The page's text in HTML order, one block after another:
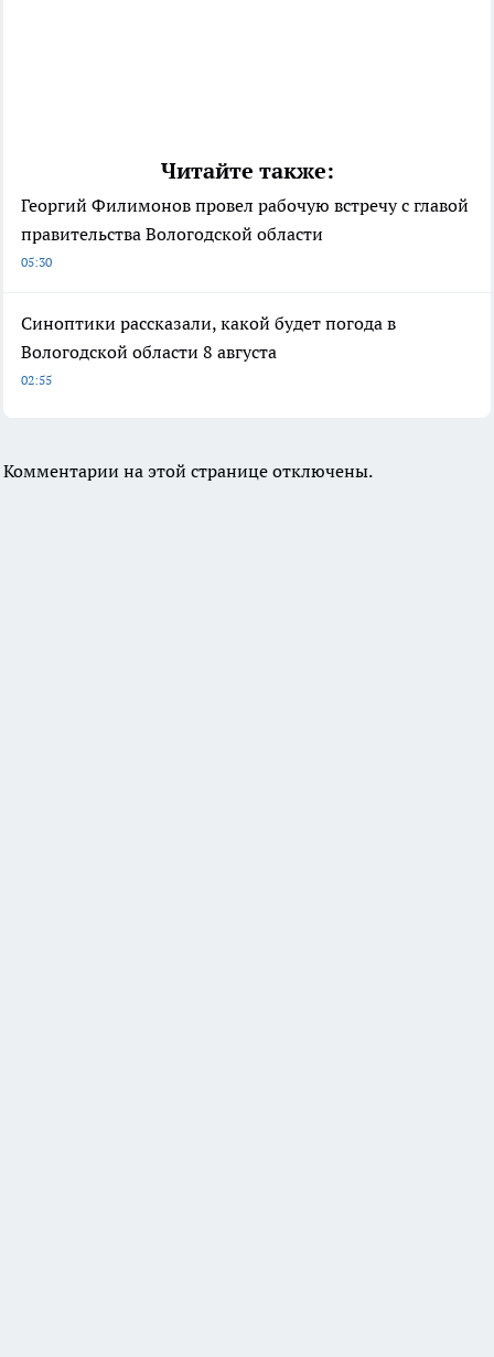
Читайте также:
Георгий Филимонов провел рабочую встречу с главой
правительства Вологодской области
05:30
Синоптики рассказали, какой будет погода в
Вологодской области 8 августа
02:55
Комментарии на этой странице отключены.